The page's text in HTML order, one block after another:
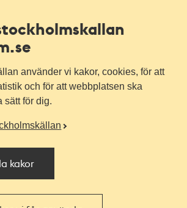
använder vi kakor, cookies, för att
och för att webbplatsen ska
sätt för dig.
kakor